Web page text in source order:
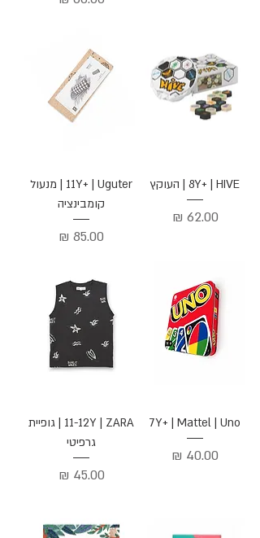
8Y+ | HIVE | העוקץ
מחיר
11Y+ | Uguter | מנעול
קומבינציה
מחיר
7Y+ | Mattel | Uno
מחיר
11-12Y | ZARA | גופיית
גרפיטי
מחיר